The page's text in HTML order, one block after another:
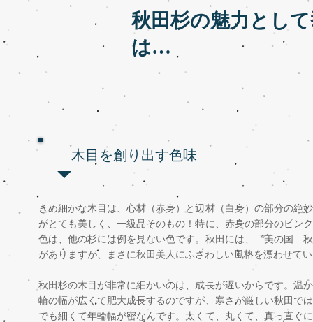
きめ細かな木目は、心材（赤身）と辺材（白身）の部分の絶
がとても美しく、一級品そのもの！特に、赤身の部分のピン
色は、他の杉には例を見ない色です。秋田には、〝美の国
がありますが、まさに秋田美人にふさわしい風格を漂わせて
秋田杉の木目が非常に細かいのは、成長が遅いからです。温
輪の幅が広くて肥大成長するのですが、寒さが厳しい秋田で
でも細くて年輪幅が密なんです。太くて、丸くて、真っ直ぐ
木目を創り出す色味
秋田杉の魅力とし
は…